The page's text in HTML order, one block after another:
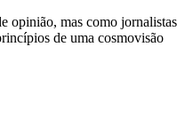
opinião, mas como jornalistas
de uma cosmovisão